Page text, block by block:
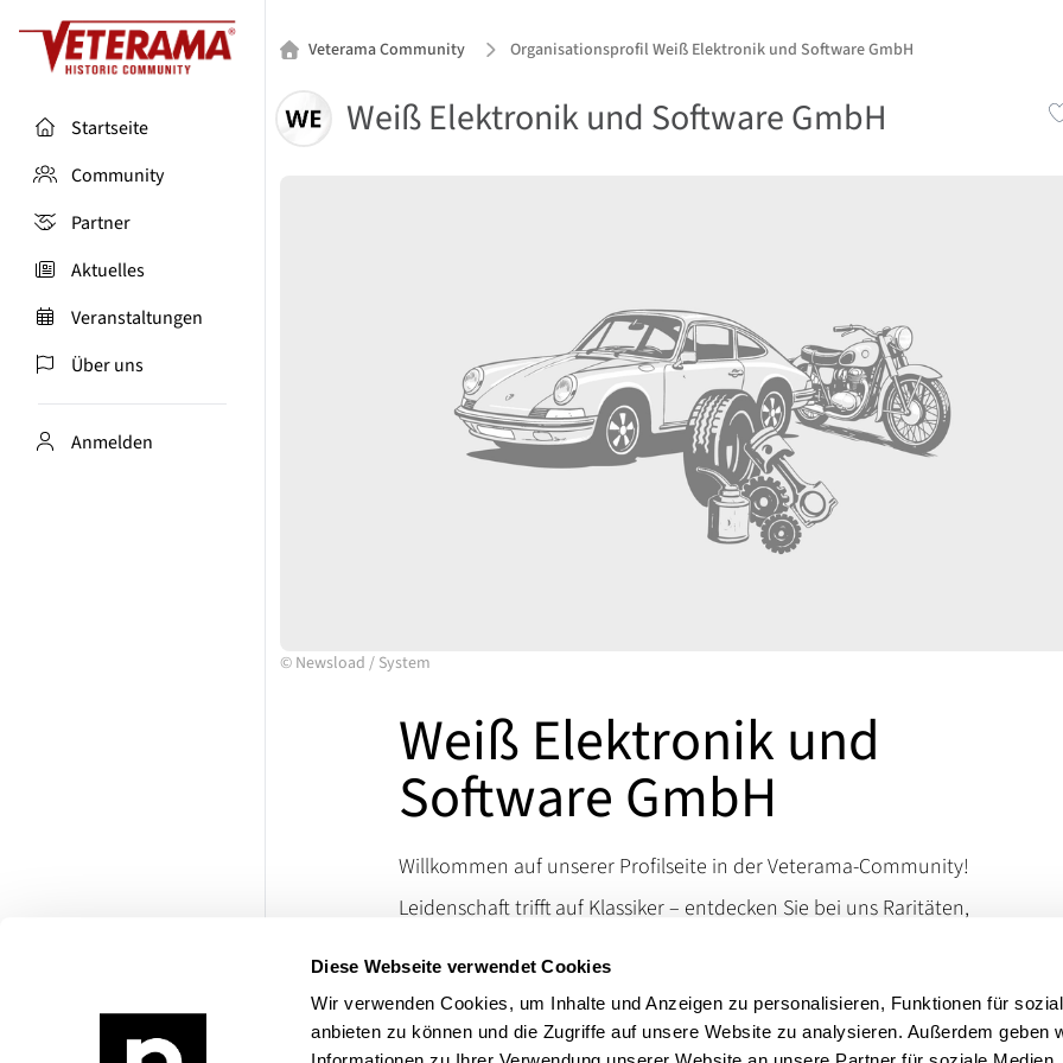
Diese Webseite verwendet Cookies
Wir verwenden Cookies, um Inhalte und Anzeigen zu personalisieren, Funktionen für
anbieten zu können und die Zugriffe auf unsere Website zu analysieren. Außerdem geben
Startseite
Community
Partner
Aktuelles
Veranstaltungen
Über uns
Anmelden
Veterama Community Organisationsprofil Weiß Elektronik und Software GmbH
Weiß Elektronik und Software GmbH
© Newsload / System
Weiß Elektronik und
Software GmbH
Willkommen auf unserer Profilseite in der Veterama-Community!
Leidenschaft trifft auf Klassiker – entdecken Sie bei uns Raritäten,
lassen. Besuchen Sie uns auf der VETERAMA und tauchen Sie ein in
die Welt klassischen Raritäten.
Bei Rückfragen erreichen Sie uns über unsere Kontaktdaten.